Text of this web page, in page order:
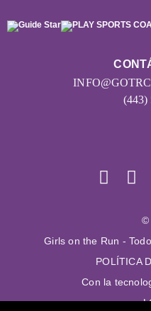
(443)
©
Girls on the Run -
POLÍTICA
Con la